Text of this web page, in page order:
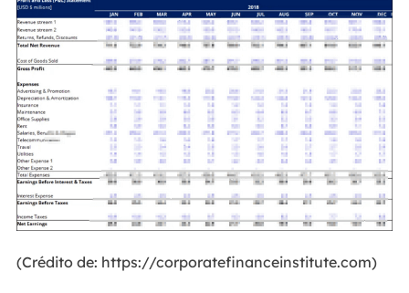
(Crédito de: https://corporatefinanceinstitute.com)